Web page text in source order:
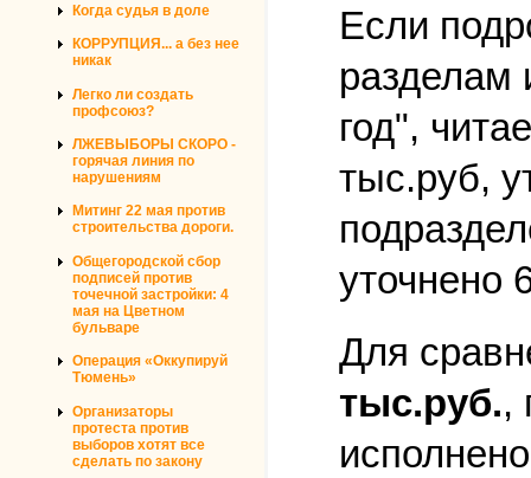
Когда судья в доле
КОРРУПЦИЯ... а без нее
никак
Легко ли создать
профсоюз?
ЛЖЕВЫБОРЫ СКОРО -
горячая линия по
нарушениям
Митинг 22 мая против
строительства дороги.
Общегородской сбор
подписей против
точечной застройки: 4
мая на Цветном
бульваре
Операция «Оккупируй
Тюмень»
Организаторы
протеста против
выборов хотят все
сделать по закону
Если
разделам
год",
тыс.руб,
уточнено
Для
тыс.руб.,